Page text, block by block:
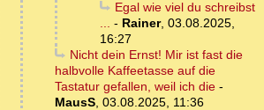
Egal wie viel du schreibst
... - Rainer, 03.08.2025,
16:27
Nicht dein Ernst! Mir ist fast die
halbvolle Kaffeetasse auf die
Tastatur gefallen, weil ich die -
MausS, 03.08.2025, 11:36